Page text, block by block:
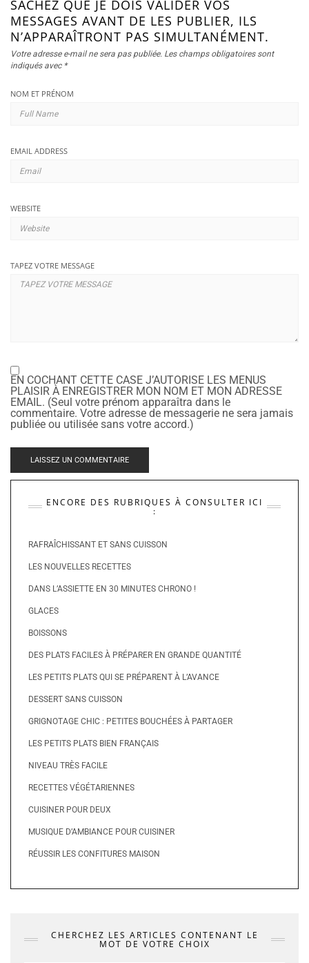
SACHEZ QUE JE DOIS VALIDER VOS
MESSAGES AVANT DE LES PUBLIER, ILS
N’APPARAÎTRONT PAS SIMULTANÉMENT.
Votre adresse e-mail ne sera pas publiée. Les champs obligatoires sont
indiqués avec *
NOM ET PRÉNOM
EMAIL ADDRESS
WEBSITE
TAPEZ VOTRE MESSAGE
EN COCHANT CETTE CASE J’AUTORISE LES MENUS
PLAISIR À ENREGISTRER MON NOM ET MON ADRESSE
EMAIL. (Seul votre prénom apparaîtra dans le
commentaire. Votre adresse de messagerie ne sera jamais
publiée ou utilisée sans votre accord.)
ENCORE DES RUBRIQUES À CONSULTER ICI
:
RAFRAÎCHISSANT ET SANS CUISSON
LES NOUVELLES RECETTES
DANS L’ASSIETTE EN 30 MINUTES CHRONO !
GLACES
BOISSONS
DES PLATS FACILES À PRÉPARER EN GRANDE QUANTITÉ
LES PETITS PLATS QUI SE PRÉPARENT À L’AVANCE
DESSERT SANS CUISSON
GRIGNOTAGE CHIC : PETITES BOUCHÉES À PARTAGER
LES PETITS PLATS BIEN FRANÇAIS
NIVEAU TRÈS FACILE
RECETTES VÉGÉTARIENNES
CUISINER POUR DEUX
MUSIQUE D’AMBIANCE POUR CUISINER
RÉUSSIR LES CONFITURES MAISON
CHERCHEZ LES ARTICLES CONTENANT LE
MOT DE VOTRE CHOIX